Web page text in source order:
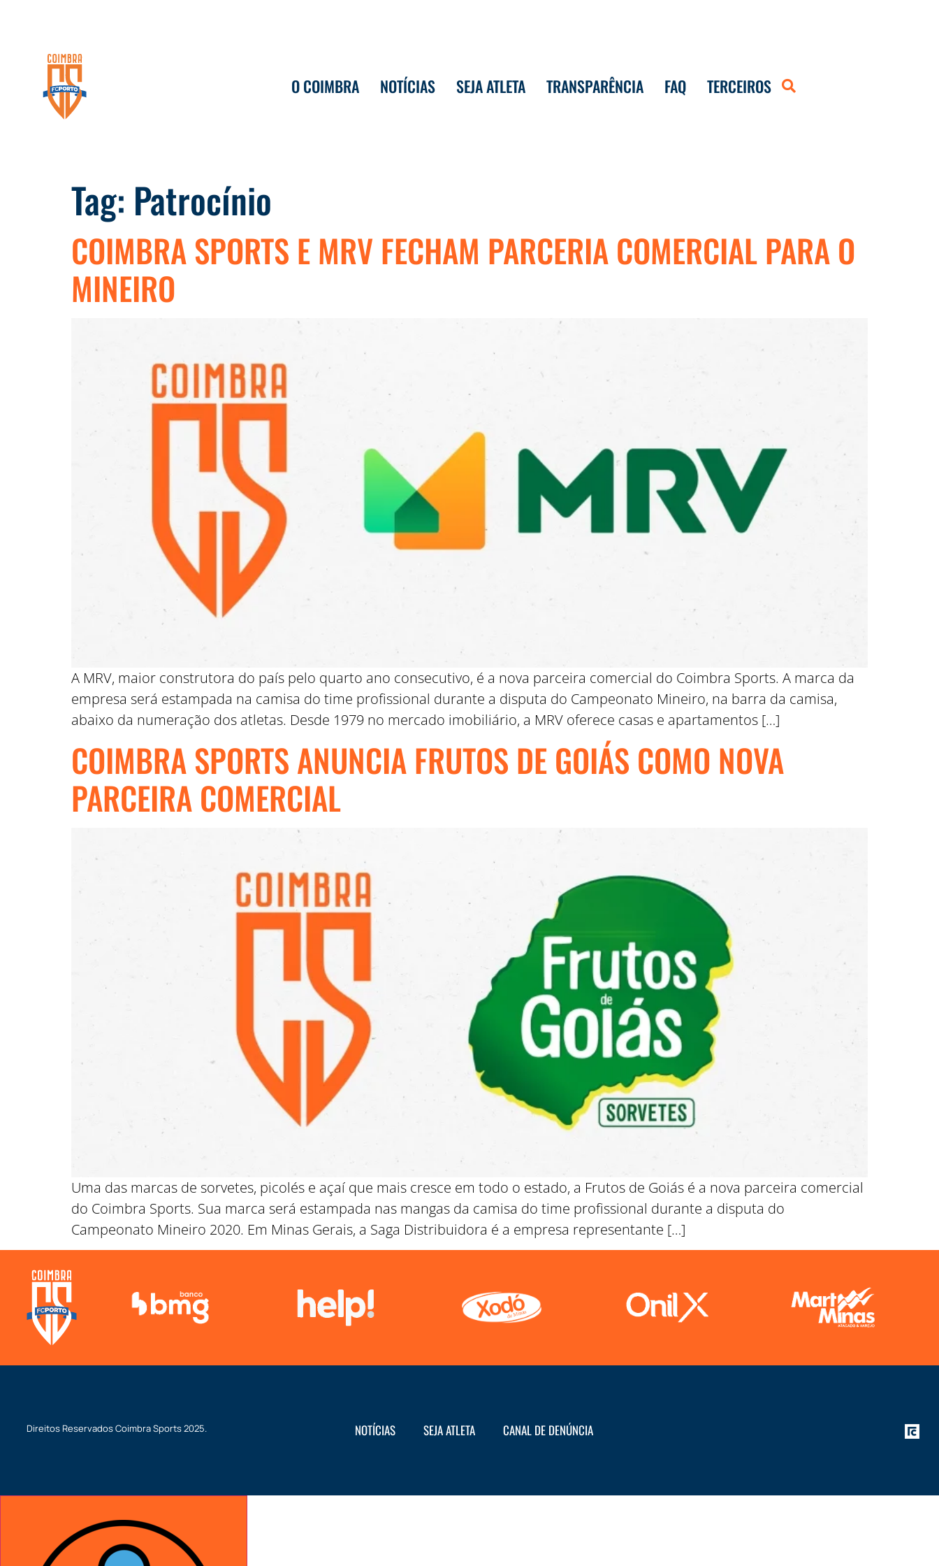
O COIMBRA NOTÍCIAS SEJA ATLETA TRANSPARÊNCIA FAQ TERCEIROS
Tag: Patrocínio
COIMBRA SPORTS E MRV FECHAM PARCERIA COMERCIAL PARA O
MINEIRO
A MRV, maior construtora do país pelo quarto ano consecutivo, é a nova parceira comercial do Coimbra Sports. A marca da
empresa será estampada na camisa do time profissional durante a disputa do Campeonato Mineiro, na barra da camisa,
abaixo da numeração dos atletas. Desde 1979 no mercado imobiliário, a MRV oferece casas e apartamentos […]
COIMBRA SPORTS ANUNCIA FRUTOS DE GOIÁS COMO NOVA
PARCEIRA COMERCIAL
Uma das marcas de sorvetes, picolés e açaí que mais cresce em todo o estado, a Frutos de Goiás é a nova parceira comercial
do Coimbra Sports. Sua marca será estampada nas mangas da camisa do time profissional durante a disputa do
Campeonato Mineiro 2020. Em Minas Gerais, a Saga Distribuidora é a empresa representante […]
Direitos ReservadosCoimbra Sports2025. NOTÍCIAS SEJA ATLETA CANAL DE DENÚNCIA